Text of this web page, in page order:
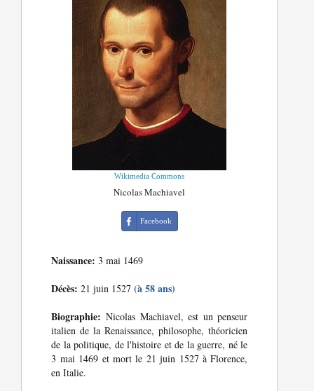
Wikimedia Commons
Nicolas Machiavel
Facebook
Naissance: 3 mai 1469
Décès: 21 juin 1527(à 58 ans)
Biographie: Nicolas Machiavel, est un penseur
italien de la Renaissance, philosophe, théoricien
de la politique, de l'histoire et de la guerre, né le
3 mai 1469 et mort le 21 juin 1527 à Florence,
en Italie.